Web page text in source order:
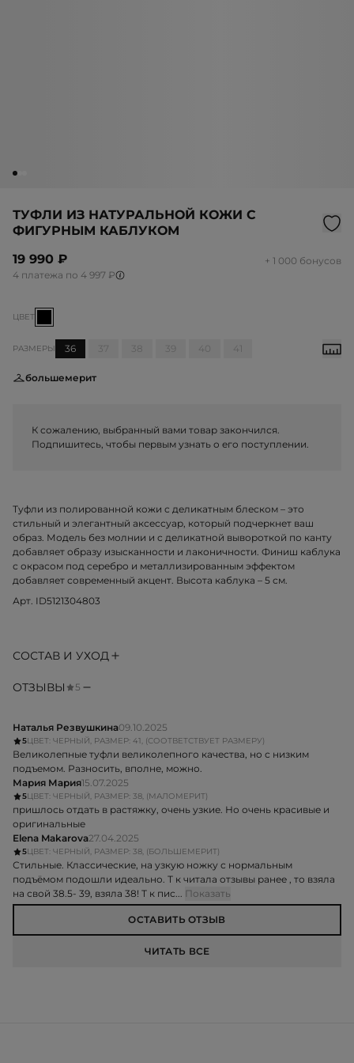
ТУФЛИ ИЗ НАТУРАЛЬНОЙ КОЖИ С
ФИГУРНЫМ КАБЛУКОМ
19 990 ₽
+ 1 000 бонусов
4 платежа по 4 997 ₽
ЦВЕТ
РАЗМЕРЫ 36 37 38 39 40 41
большемерит
К сожалению, выбранный вами товар закончился.
Подпишитесь, чтобы первым узнать о его поступлении.
Туфли из полированной кожи с деликатным блеском – это
стильный и элегантный аксессуар, который подчеркнет ваш
образ. Модель без молнии и с деликатной вывороткой по канту
добавляет образу изысканности и лаконичности. Финиш каблука
с окрасом под серебро и металлизированным эффектом
добавляет современный акцент. Высота каблука – 5 см.
Арт. ID5121304803
СОСТАВ И УХОД
ОТЗЫВЫ 5
Наталья Резвушкина09.10.2025
5ЦВЕТ: ЧЕРНЫЙ, РАЗМЕР: 41, (СООТВЕТСТВУЕТ РАЗМЕРУ)
Великолепные туфли великолепного качества, но с низким
подъемом. Разносить, вполне, можно.
Мария Мария15.07.2025
5ЦВЕТ: ЧЕРНЫЙ, РАЗМЕР: 38, (МАЛОМЕРИТ)
пришлось отдать в растяжку, очень узкие. Но очень красивые и
оригинальные
Elena Makarova27.04.2025
5ЦВЕТ: ЧЕРНЫЙ, РАЗМЕР: 38, (БОЛЬШЕМЕРИТ)
Стильные. Классические, на узкую ножку с нормальным
подъёмом подошли идеально. Т к читала отзывы ранее , то взяла
на свой 38.5- 39, взяла 38! Т к пис... Показать
ОСТАВИТЬ ОТЗЫВ
ЧИТАТЬ ВСЕ